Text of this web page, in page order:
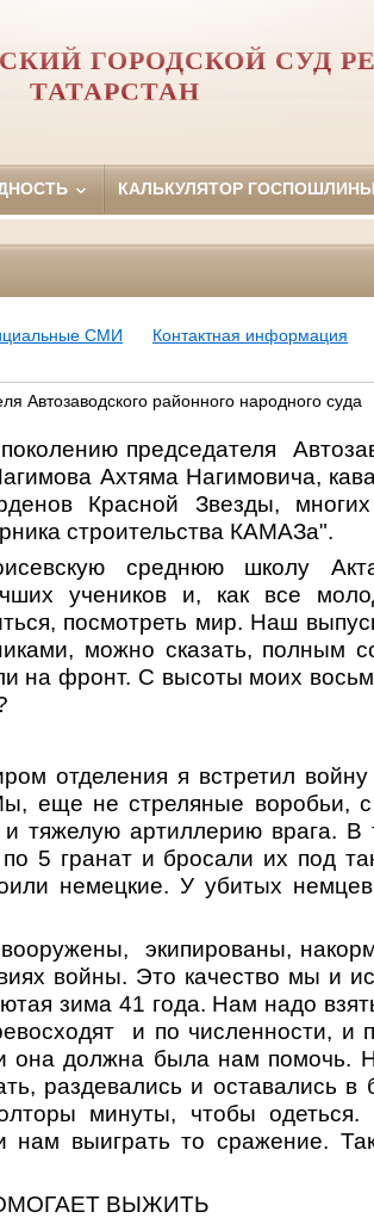
ГОРОДСКОЙ СУД
ТАТАРСТАН
КАЛЬКУЛЯТОР ГОСПОШЛИНЫ
СМИ
Контактная информация
Автозаводского районного народного суда
председателя
Ахтяма Нагимовича,
Красной Звезды,
строительства КАМАЗа".
среднюю школу
учеников и, как все
посмотреть мир. Наш
можно сказать, полным
на фронт. С высоты моих
отделения я встретил
еще не стреляные воробьи, с
тяжелую артиллерию врага. В
5 гранат и бросали их под
немецкие. У убитых
экипированы,
войны. Это качество мы и
зима 41 года. Нам надо
и по численности, и
она должна была нам помочь.
раздевались и оставались в
минуты, чтобы
нам выиграть то сражение.
ВЫЖИТЬ